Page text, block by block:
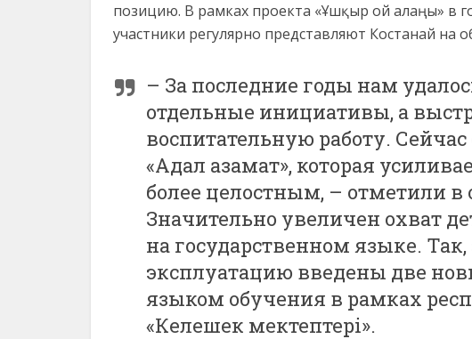
позицию. В рамках проекта «Ұшқыр ой алаңы» в
участники регулярно представляют Костанай на
– За последние годы нам
отдельные инициативы, а
воспитательную работу.
«Адал азамат», которая
более целостным, – отметили в
Значительно увеличен охват
на государственном языке. Так,
эксплуатацию введены две
языком обучения в рамках
«Келешек мектептері».